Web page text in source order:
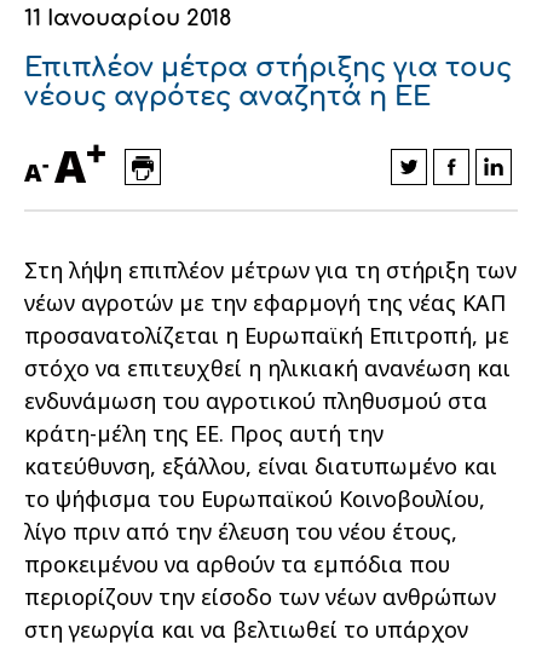
Οικονομικά στοιχεία
Εταιρική δομή
Καινοτομία
Επικοινωνία
Πως θα μας βρείτε
ΑΚΟΛΟΥΘΗΣΤΕ ΜΑΣ
Εξαγωγές
Συνέδρια
Πως θα μας βρείτε
ΑΚΟΛΟΥΘΗΣΤΕ ΜΑΣ
Ευφυής γεωργία
Συμβουλευτική στο χωράφι
Εκκόκκιση για λογαριασμό του
παραγωγού
Πως θα μας βρείτε
ΑΚΟΛΟΥΘΗΣΤΕ ΜΑΣ
Αλυσίδα βάμβακος
Πως θα μας βρείτε
ΑΚΟΛΟΥΘΗΣΤΕ ΜΑΣ
Κλωστοϋφαντουργία - Ένδυση
Εταιρικά νέα
Πως θα μας βρείτε
ΑΚΟΛΟΥΘΗΣΤΕ ΜΑΣ
Πως θα μας βρείτε
ΑΚΟΛΟΥΘΗΣΤΕ ΜΑΣ
11 Ιανουαρίου 2018
Επιπλέον μέτρα στήριξης για τους
νέους αγρότες αναζητά η ΕΕ
A- A+
Στη λήψη επιπλέον µέτρων για τη στήριξη των
νέων αγροτών µε την εφαρµογή της νέας ΚΑΠ
προσανατολίζεται η Ευρωπαϊκή Επιτροπή, µε
στόχο να επιτευχθεί η ηλικιακή ανανέωση και
ενδυνάµωση του αγροτικού πληθυσµού στα
κράτη-µέλη της ΕΕ. Προς αυτή την
κατεύθυνση, εξάλλου, είναι διατυπωµένο και
το ψήφισµα του Ευρωπαϊκού Κοινοβουλίου,
λίγο πριν από την έλευση του νέου έτους,
προκειµένου να αρθούν τα εµπόδια που
περιορίζουν την είσοδο των νέων ανθρώπων
στη γεωργία και να βελτιωθεί το υπάρχον